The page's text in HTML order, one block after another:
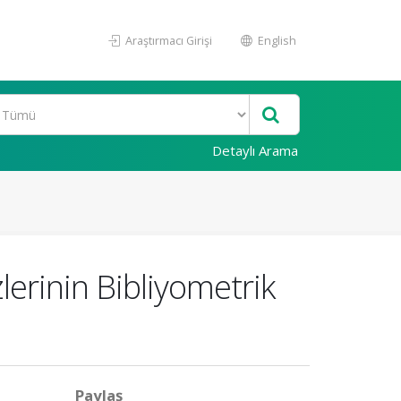
Araştırmacı Girişi English
Detaylı Arama
Bibliyometrik
Paylaş